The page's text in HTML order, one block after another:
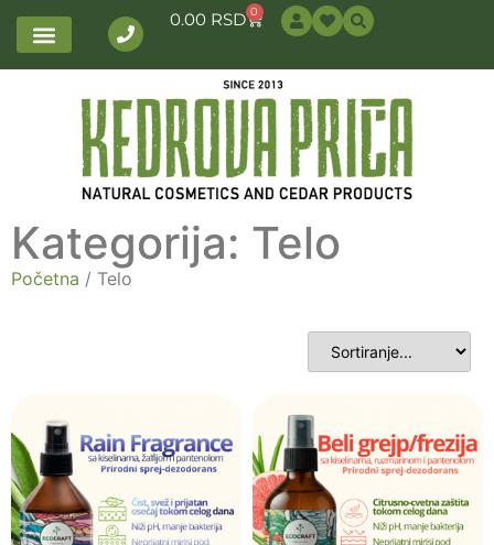
0.00 RSD 0
Kategorija: Telo
Početna / Telo
NOVO NOVO